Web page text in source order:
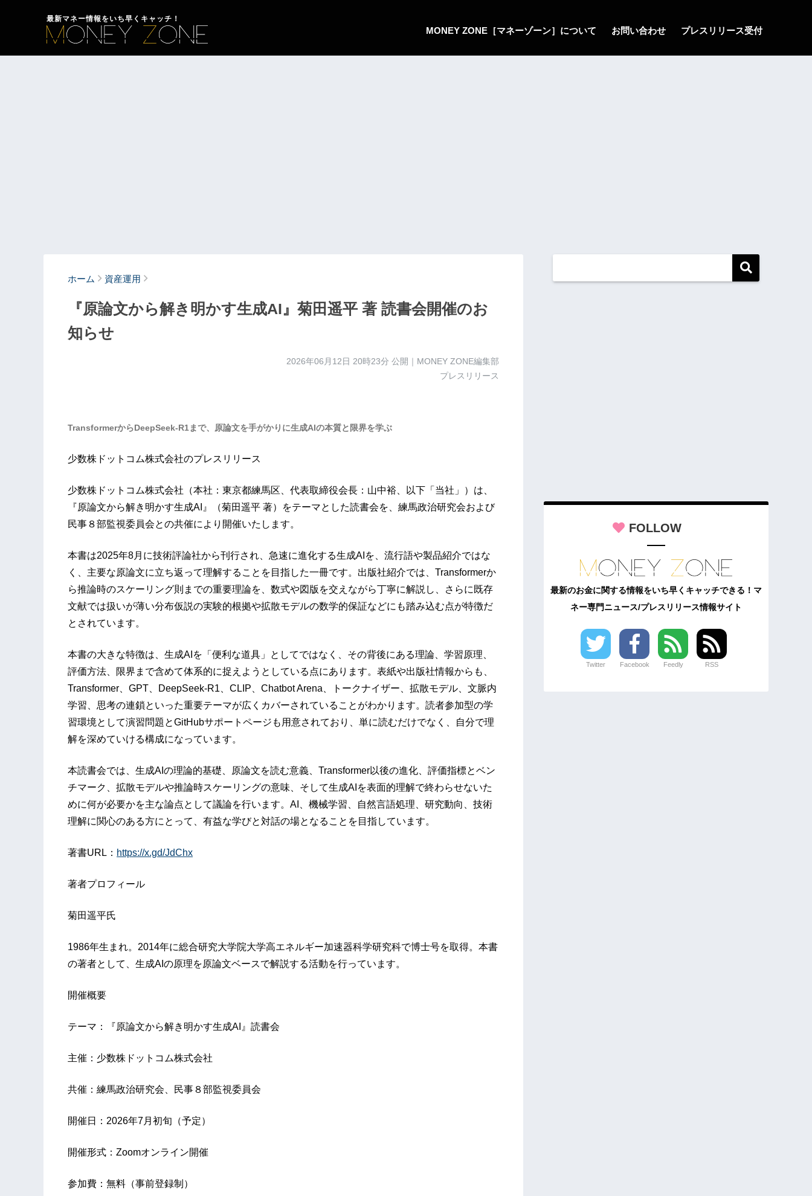
最新マネー情報をいち早くキャッチ！
MONEY ZONE［マネーゾーン］について お問い合わせ プレスリリース受付
ホーム 資産運用
『原論文から解き明かす生成AI』菊田遥平 著 読書会開催のお
知らせ
2026年06月12日 20時23分 公開｜MONEY ZONE編集部
プレスリリース
TransformerからDeepSeek-R1まで、原論文を手がかりに生成AIの本質と限界を学ぶ
少数株ドットコム株式会社のプレスリリース
少数株ドットコム株式会社（本社：東京都練馬区、代表取締役会長：山中裕、以下「当社」）は、
『原論文から解き明かす生成AI』（菊田遥平 著）をテーマとした読書会を、練馬政治研究会および
民事８部監視委員会との共催により開催いたします。
本書は2025年8月に技術評論社から刊行され、急速に進化する生成AIを、流行語や製品紹介ではな
く、主要な原論文に立ち返って理解することを目指した一冊です。出版社紹介では、Transformerか
ら推論時のスケーリング則までの重要理論を、数式や図版を交えながら丁寧に解説し、さらに既存
文献では扱いが薄い分布仮説の実験的根拠や拡散モデルの数学的保証などにも踏み込む点が特徴だ
とされています。
本書の大きな特徴は、生成AIを「便利な道具」としてではなく、その背後にある理論、学習原理、
評価方法、限界まで含めて体系的に捉えようとしている点にあります。表紙や出版社情報からも、
Transformer、GPT、DeepSeek-R1、CLIP、Chatbot Arena、トークナイザー、拡散モデル、文脈内
学習、思考の連鎖といった重要テーマが広くカバーされていることがわかります。読者参加型の学
習環境として演習問題とGitHubサポートページも用意されており、単に読むだけでなく、自分で理
解を深めていける構成になっています。
本読書会では、生成AIの理論的基礎、原論文を読む意義、Transformer以後の進化、評価指標とベン
チマーク、拡散モデルや推論時スケーリングの意味、そして生成AIを表面的理解で終わらせないた
めに何が必要かを主な論点として議論を行います。AI、機械学習、自然言語処理、研究動向、技術
理解に関心のある方にとって、有益な学びと対話の場となることを目指しています。
著書URL： https://x.gd/JdChx
著者プロフィール
菊田遥平氏
1986年生まれ。2014年に総合研究大学院大学高エネルギー加速器科学研究科で博士号を取得。本書
の著者として、生成AIの原理を原論文ベースで解説する活動を行っています。
開催概要
テーマ：『原論文から解き明かす生成AI』読書会
主催：少数株ドットコム株式会社
共催：練馬政治研究会、民事８部監視委員会
開催日：2026年7月初旬（予定）
開催形式：Zoomオンライン開催
参加費：無料（事前登録制）
FOLLOW
最新のお金に関する情報をいち早くキャッチできる！マ
ネー専門ニュース/プレスリリース情報サイト
Twitter Facebook Feedly RSS